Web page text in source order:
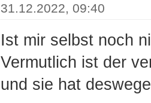
31.12.2022, 09:40
Ist mir selbst noch
Vermutlich ist der
und sie hat